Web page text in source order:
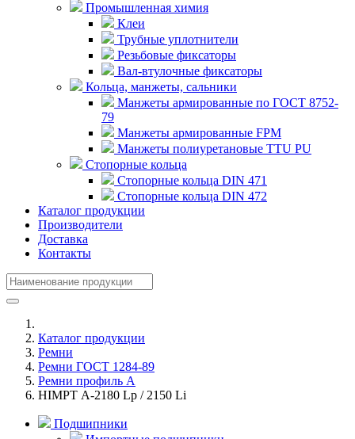
Промышленная химия
Клеи
Трубные уплотнители
Резьбовые фиксаторы
Вал-втулочные фиксаторы
Кольца, манжеты, сальники
Манжеты армированные по ГОСТ 8752-
79
Манжеты армированные FPM
Манжеты полиуретановые TTU PU
Стопорные кольца
Стопорные кольца DIN 471
Стопорные кольца DIN 472
Каталог продукции
Производители
Доставка
Контакты
Каталог продукции
Ремни
Ремни ГОСТ 1284-89
Ремни профиль А
HIMPT А-2180 Lp / 2150 Li
Подшипники